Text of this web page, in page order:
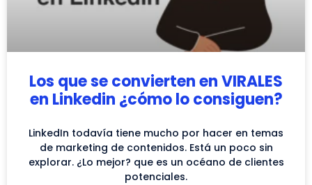
Los que se convierten en VIRALES
en Linkedin ¿cómo lo consiguen?
LinkedIn todavía tiene mucho por hacer en temas
de marketing de contenidos. Está un poco sin
explorar. ¿Lo mejor? que es un océano de clientes
potenciales.